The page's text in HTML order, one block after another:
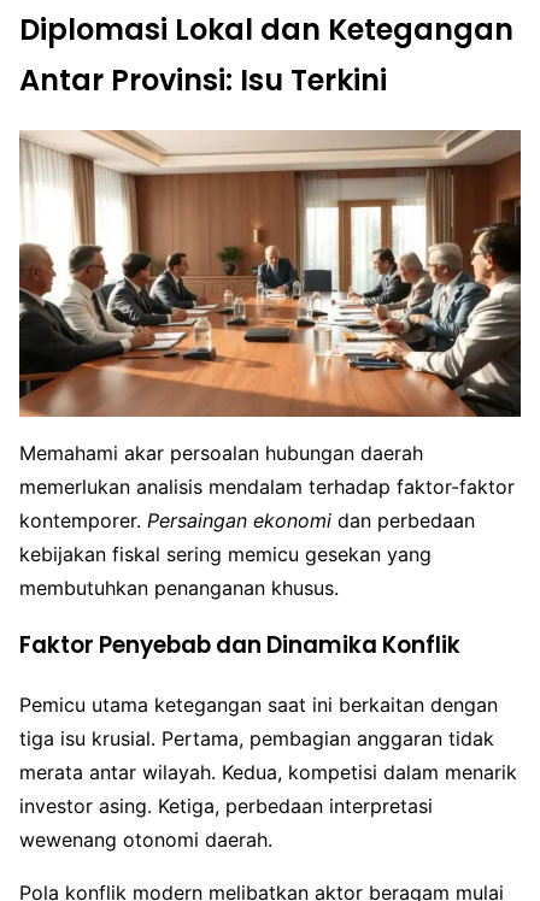
Diplomasi Lokal dan Ketegangan
Antar Provinsi: Isu Terkini
Memahami akar persoalan hubungan daerah
memerlukan analisis mendalam terhadap faktor-faktor
kontemporer. Persaingan ekonomi dan perbedaan
kebijakan fiskal sering memicu gesekan yang
membutuhkan penanganan khusus.
Faktor Penyebab dan Dinamika Konflik
Pemicu utama ketegangan saat ini berkaitan dengan
tiga isu krusial. Pertama, pembagian anggaran tidak
merata antar wilayah. Kedua, kompetisi dalam menarik
investor asing. Ketiga, perbedaan interpretasi
wewenang otonomi daerah.
Pola konflik modern melibatkan aktor beragam mulai